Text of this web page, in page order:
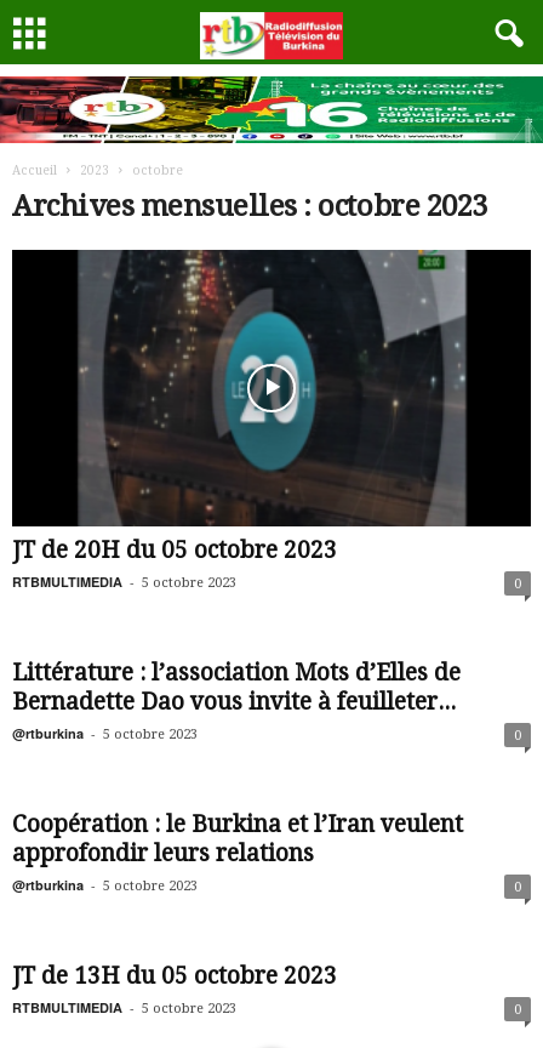
Accueil 2023 octobre
Archives mensuelles : octobre 2023
JT de 20H du 05 octobre 2023
RTBMULTIMEDIA - 5 octobre 2023 0
Littérature : l’association Mots d’Elles de
Bernadette Dao vous invite à feuilleter...
@rtburkina - 5 octobre 2023 0
Coopération : le Burkina et l’Iran veulent
approfondir leurs relations
@rtburkina - 5 octobre 2023 0
JT de 13H du 05 octobre 2023
RTBMULTIMEDIA - 5 octobre 2023 0